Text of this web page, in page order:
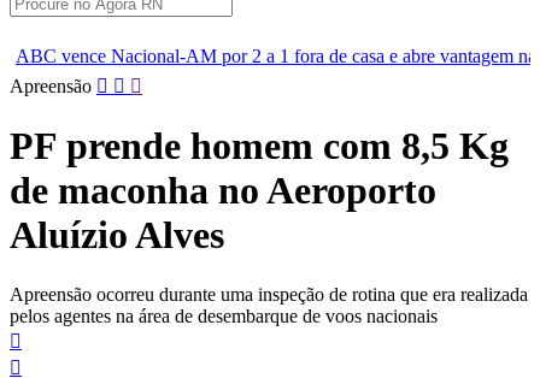
por 2 a 1 fora de casa e abre vantagem nas quartas
Cine
Pular
para
conteúdo
Apreensão
PF prende homem com 8,5 Kg
de maconha no Aeroporto
Aluízio Alves
Apreensão ocorreu durante uma inspeção de rotina que era realizada
pelos agentes na área de desembarque de voos nacionais